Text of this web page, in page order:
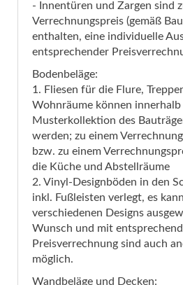
- Innentüren und Zargen sind
Verrechnungspreis (gemäß
enthalten, eine individuelle
entsprechender
Bodenbeläge:
1. Fliesen für die Flure,
Wohnräume können innerhalb
Musterkollektion des
werden; zu einem
bzw. zu einem
die Küche und Abstellräume
2. Vinyl-Designböden in den
inkl. Fußleisten verlegt, es
verschiedenen Designs
Wunsch und mit
Preisverrechnung sind auch
möglich.
Wandbeläge und Decken: